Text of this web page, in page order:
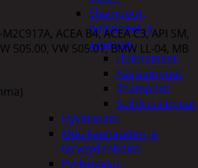
Shampoot,
hoitaineet ja
saippuat
Hoitoaineet
Käsisaippuat
Shampoot
Suihkusaippuat
Hyvinvointi
Muu kauneuden ja
terveydenhoito
Pyykinpesu
ACEA B4, ACEA C3, API SM,
505.00, VW 505.01, BMW LL-04, MB